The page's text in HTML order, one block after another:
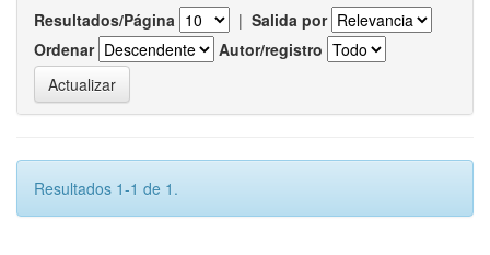
Resultados/Página | Salida por
Ordenar
Autor/registro
Resultados 1-1 de 1.